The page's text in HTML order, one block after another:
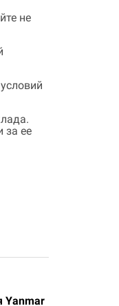
не
за ее
Yanmar